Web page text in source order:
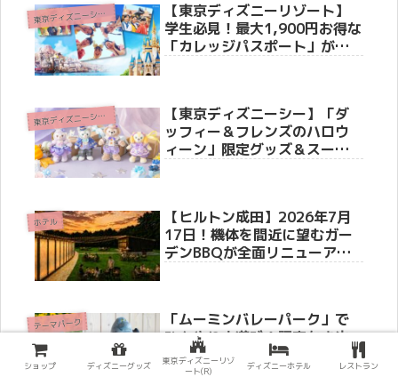
東
京ディズニーシー(R)
【東京ディズニーリゾート】
学生必見！最大1,900円お得な
「カレッジパスポート」がこ
東
京ディズニーシー(R)
【東京ディズニーシー】「ダ
ッフィー＆フレンズのハロウ
ィーン」限定グッズ＆スーベ
徹底紹介
ホテル
【ヒルトン成田】2026年7月
17日！機体を間近に望むガー
デンBBQが全面リニューア
テーマパーク
「ムーミンバレーパーク」で
ひんやり水遊び！限定かき氷
や「500円」こども応援パスな
どお得なキャンペーン情報
ショップ ディズニーグッズ
東京ディズニーリゾ
ート(R)
ディズニーホテル レストラン